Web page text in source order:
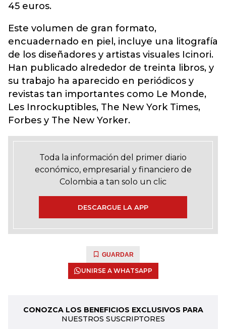
45 euros.
Este volumen de gran formato,
encuadernado en piel, incluye una litografía
de los diseñadores y artistas visuales Icinori.
Han publicado alrededor de treinta libros, y
su trabajo ha aparecido en periódicos y
revistas tan importantes como Le Monde,
Les Inrockuptibles, The New York Times,
Forbes y The New Yorker.
Toda la información del primer diario
económico, empresarial y financiero de
Colombia a tan solo un clic
DESCARGUE LA APP
GUARDAR
UNIRSE A WHATSAPP
CONOZCA LOS BENEFICIOS EXCLUSIVOS PARA
NUESTROS SUSCRIPTORES